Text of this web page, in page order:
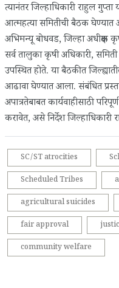
त्यानंतर जिल्हाधिकारी राहुल
आत्महत्या समितीची बैठक घेण्यात
अभिमन्यू बोधवड, जिल्हा अधीक्षक
सर्व तालुका कृषी अधिकारी,
उपस्थित होते. या बैठकीत
आढावा घेण्यात आला. संबंधित
अपात्रतेबाबत कार्यवाहीसाठी
करावेत, असे निर्देश जिल्हाधिकारी
SC/ST atrocities
Scheduled Tribes
agricultural suicides
fair approval
community welfare